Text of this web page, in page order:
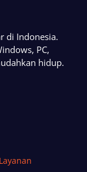
di Indonesia.
PC,
hidup.